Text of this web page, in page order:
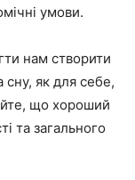
умови.
нам створити
сну, як для себе,
що хороший
та загального